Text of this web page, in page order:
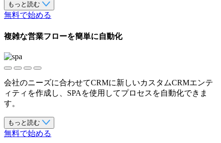
もっと読む
無料で始める
複雑な営業フローを簡単に自動化
会社のニーズに合わせてCRMに新しいカスタムCRMエンテ
ィティを作成し、SPAを使用してプロセスを自動化できま
す。
もっと読む
無料で始める